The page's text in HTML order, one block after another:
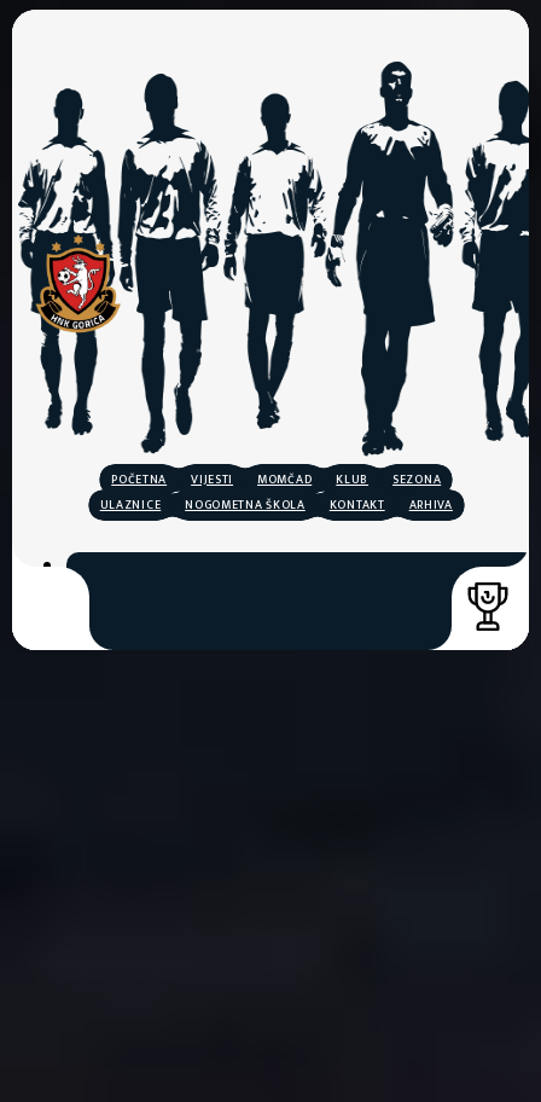
POČETNA VIJESTI MOMČAD KLUB
SEZONA
ULAZNICE
NOGOMETNA ŠKOLA KONTAKT ARHIVA